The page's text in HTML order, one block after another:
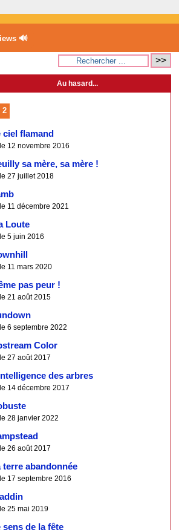
🔊
Au hasard...
2
ciel flamand
le 12 novembre 2016
sa mère, sa mère !
le 27 juillet 2018
le 11 décembre 2021
Loute
le 5 juin 2016
le 11 mars 2020
pas peur !
le 21 août 2015
le 6 septembre 2022
Color
le 27 août 2017
des arbres
le 14 décembre 2017
le 28 janvier 2022
le 26 août 2017
terre abandonnée
le 17 septembre 2016
le 25 mai 2019
sens de la fête